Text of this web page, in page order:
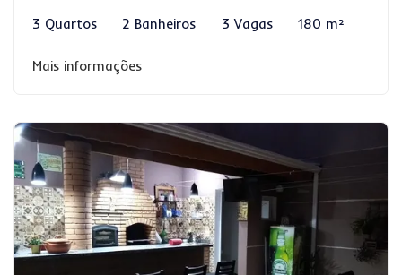
3 Quartos 2 Banheiros 3 Vagas 180 m²
Mais informações